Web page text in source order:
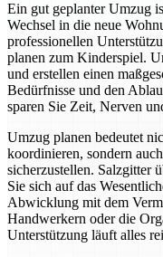
Ein gut geplanter Umzug
Wechsel in die neue
professionellen
planen zum Kinderspiel.
und erstellen einen
Bedürfnisse und den
sparen Sie Zeit, Nerven
Umzug planen bedeutet
koordinieren, sondern
sicherzustellen. Salzgitter
Sie sich auf das
Abwicklung mit dem
Handwerkern oder die
Unterstützung läuft alles